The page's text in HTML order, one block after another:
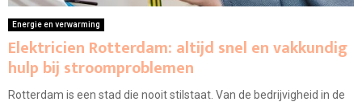
Energie en verwarming
Elektricien Rotterdam: altijd snel en vakkundig
hulp bij stroomproblemen
Rotterdam is een stad die nooit stilstaat. Van de bedrijvigheid in de